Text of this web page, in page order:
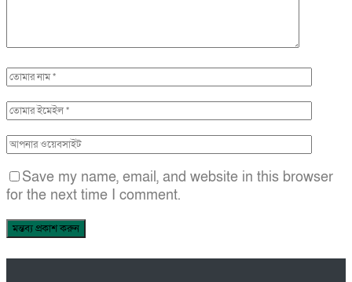
Save my name, email, and website in this browser
for the next time I comment.